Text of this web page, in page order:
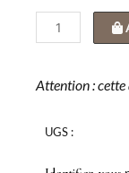
quantité
de
À
HOTEL
Attention :
UGS :